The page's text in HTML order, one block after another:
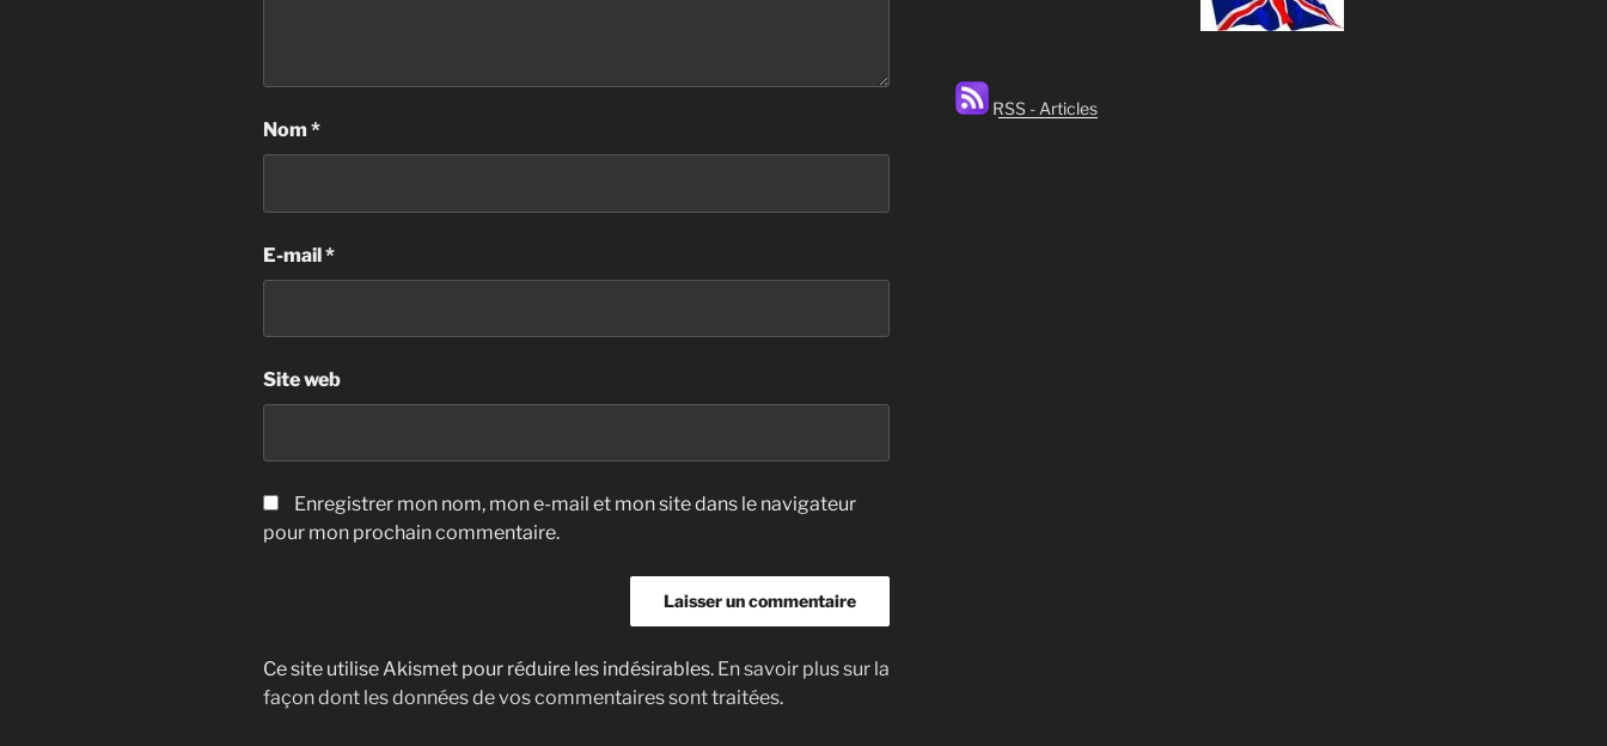
Nom *
E-mail*
Site web
Enregistrer mon nom, mon e-mail et mon site dans le navigateur
pour mon prochain commentaire.
Ce site utilise Akismet pour réduire les indésirables. En savoir plus sur la
façon dont les données de vos commentaires sont traitées.
RSS - Articles